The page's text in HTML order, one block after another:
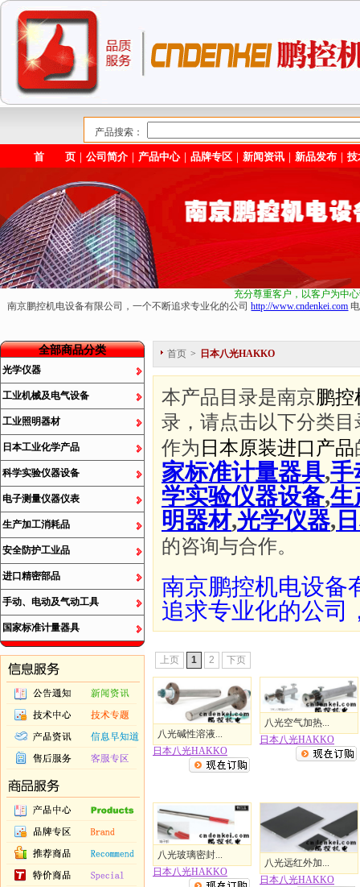
产品搜索：
首 页 ｜公司简介 ｜ 产品中心｜品牌专区 ｜新闻资讯 ｜新品发布 ｜技
充分尊重客户，以客户为中
南京鹏控机电设备有限公司，一个不断追求专业化的公司http://www.cndenkei.com
全部商品分类
光学仪器
工业机械及电气设备
工业照明器材
日本工业化学产品
科学实验仪器设备
电子测量仪器仪表
生产加工消耗品
安全防护工业品
进口精密部品
手动、电动及气动工具
国家标准计量器具
首页 > 日本八光HAKKO
本产品目录是南京鹏
录，请点击以下分类
作为 日本原装进口产品
家标准计量器具,手
学实验仪器设备,生
明器材,光学仪器,
的咨询与合作。
南京鹏控机电设备
追求专业化的公司
上页 1 2 下页
八光碱性溶液...
日本八光HAKKO
八光空气加热...
日本八光HAKKO
八光玻璃密封...
日本八光HAKKO
八光远红外加...
日本八光HAKKO